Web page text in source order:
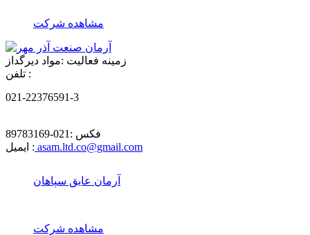
مشاهده شرکت
زمینه فعالیت :مواد دیرگداز
تلفن :
021-22376591-3
فکس : 021-89783169
ایمیل : asam.ltd.co@gmail.com
آرمان عایق سپاهان
مشاهده شرکت